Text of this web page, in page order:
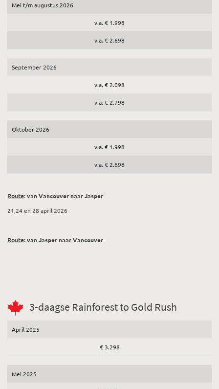
Mei t/m augustus 2026
v.a. € 1.998
v.a. € 2.698
September 2026
v.a. € 2.098
v.a. € 2.798
Oktober 2026
v.a. € 1.998
v.a. € 2.698
Route: van Vancouver naar Jasper
21,24 en 28 april 2026
Route: van Jasper naar Vancouver
3-daagse Rainforest to Gold Rush
April 2025
€ 3.298
Mei 2025